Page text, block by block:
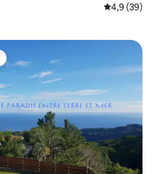
4,9 de uma
4,9 (39)